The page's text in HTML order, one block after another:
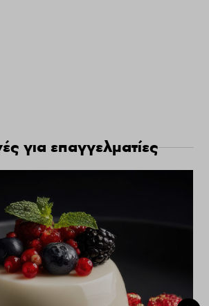
για επαγγελματίες